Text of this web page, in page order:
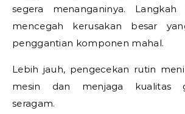
segera menanganinya.
mencegah kerusakan besar
penggantian komponen mahal.
Lebih jauh, pengecekan rutin
mesin dan menjaga kualitas
seragam.